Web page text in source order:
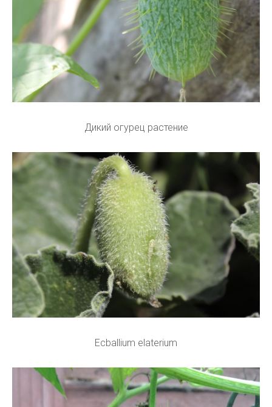
Дикий огурец растение
Ecballium elaterium